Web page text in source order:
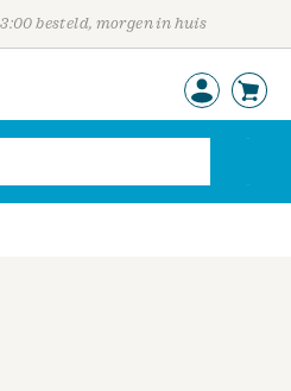
besteld, morgen in huis